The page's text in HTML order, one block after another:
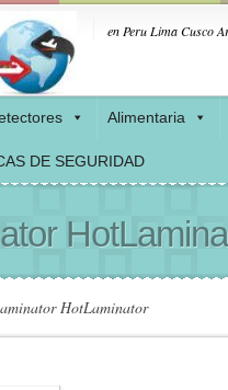
en Peru Lima Cusco
Alimentaria
DE SEGURIDAD
HotLaminator